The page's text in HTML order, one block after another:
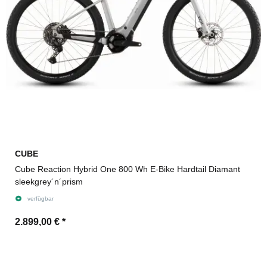
CUBE
Cube Reaction Hybrid One 800 Wh E-Bike Hardtail Diamant
sleekgrey´n´prism
verfügbar
2.899,00 € *